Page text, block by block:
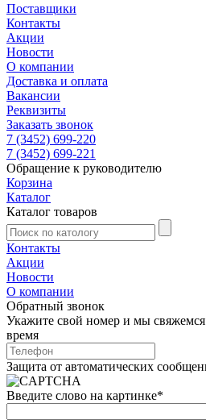
Поставщики
Контакты
Акции
Новости
О компании
Доставка и оплата
Вакансии
Реквизиты
Заказать звонок
7 (3452) 699-220
7 (3452) 699-221
Обращение к руководителю
Корзина
Каталог
Каталог товаров
Контакты
Акции
Новости
О компании
Обратный звонок
Укажите свой номер и мы
время
Защита от автоматических
Введите слово на картинке*